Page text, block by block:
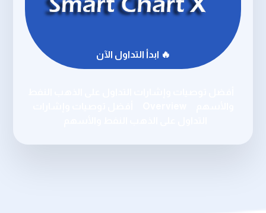
🔥 ابدأ التداول الآن